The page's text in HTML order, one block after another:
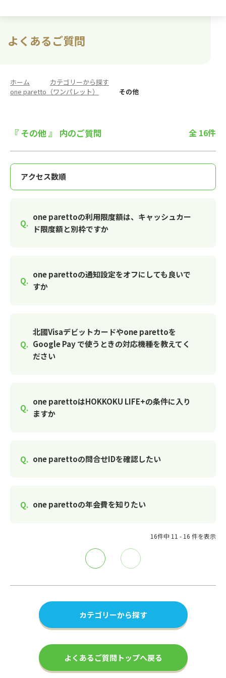
よくあるご質問
ホーム カテゴリーから探す
one paretto（ワンパレット）
その他
『 その他 』 内のご質問 全 16件
one parettoの利用限度額は、キャッシュカー
ド限度額と別枠ですか
one parettoの通知設定をオフにしても良いで
すか
北國Visaデビットカードやone parettoを
Google Pay で使うときの対応機種を教えてく
ださい
one parettoはHOKKOKU LIFE+の条件に入り
ますか
one parettoの問合せIDを確認したい
one parettoの年会費を知りたい
16件中 11 - 16 件を表示
カテゴリーから探す
よくあるご質問トップへ戻る